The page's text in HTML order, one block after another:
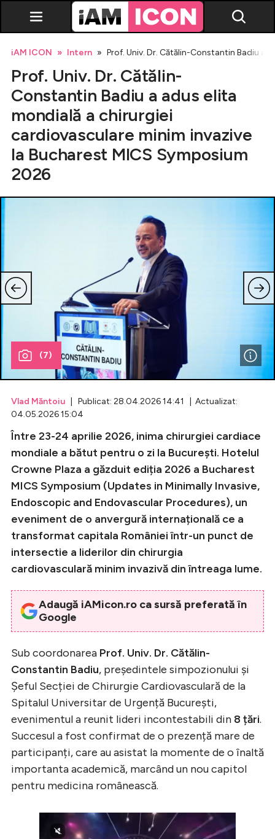
Vedete
Breaking news
Emisiuni TV
Celebrități
Breaking News
Intră în cont
Creează cont
iAM ICON Intern Prof. Univ. Dr. Cătălin-Constantin Badiu a
Prof. Univ. Dr. Cătălin-
Constantin Badiu a adus elita
mondială a chirurgiei
cardiovasculare minim invazive
la Bucharest MICS Symposium
2026
(7)
Vlad Măntoiu | Publicat: 28.04.2026 14:41 | Actualizat:
04.05.2026 15:04
Între 23-24 aprilie 2026, inima chirurgiei cardiace
mondiale a bătut pentru o zi la București. Hotelul
Crowne Plaza a găzduit ediția 2026 a Bucharest
MICS Symposium (Updates in Minimally Invasive,
Endoscopic and Endovascular Procedures), un
eveniment de o anvergură internațională ce a
transformat capitala României într-un punct de
intersectie a liderilor din chirurgia
cardiovasculară minim invazivă din întreaga lume.
Adaugă iAMicon.ro ca sursă preferată în
Google
Sub coordonarea Prof. Univ. Dr. Cătălin-
Constantin Badiu, președintele simpozionului și
Șeful Secției de Chirurgie Cardiovasculară de la
Spitalul Universitar de Urgență București,
evenimentul a reunit lideri incontestabili din 8 țări.
Succesul a fost confirmat de o prezență mare de
participanți, care au asistat la momente de o înaltă
importanta academică, marcând un nou capitol
pentru medicina românească.